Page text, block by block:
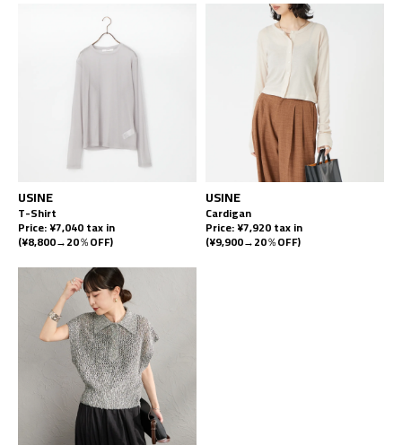
USINE
T-Shirt
Price: ¥7,040 tax in
(¥8,800→20％OFF)
USINE
Cardigan
Price: ¥7,920 tax in
(¥9,900→20％OFF)